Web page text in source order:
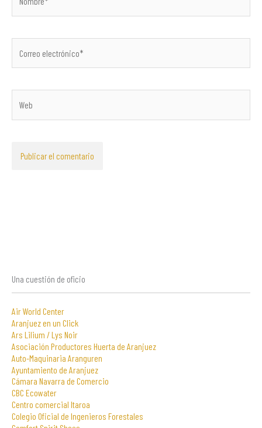
electrónico*
Una cuestión de oficio
Air World Center
Aranjuez en un Click
Ars Lilium / Lys Noir
Asociación Productores Huerta de Aranjuez
Auto-Maquinaria Aranguren
Ayuntamiento de Aranjuez
Cámara Navarra de Comercio
CBC Ecowater
Centro comercial Itaroa
Colegio Oficial de Ingenieros Forestales